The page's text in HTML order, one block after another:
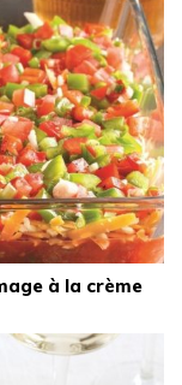
à la crème